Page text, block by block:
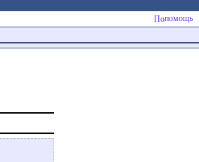
помощь